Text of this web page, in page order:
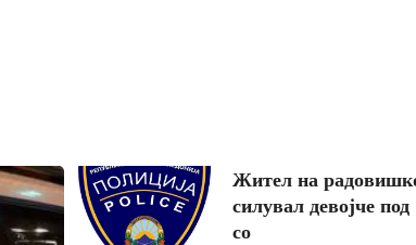
Жител на
силувал девојче
со